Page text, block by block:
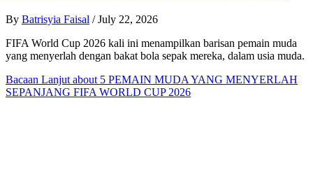
By Batrisyia Faisal / July 22, 2026
FIFA World Cup 2026 kali ini menampilkan barisan pemain muda
yang menyerlah dengan bakat bola sepak mereka, dalam usia muda.
Bacaan Lanjut about 5 PEMAIN MUDA YANG MENYERLAH
SEPANJANG FIFA WORLD CUP 2026